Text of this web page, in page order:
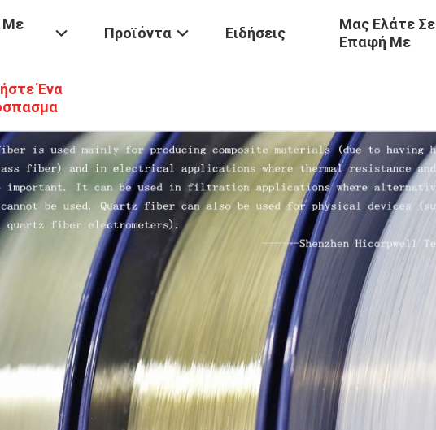
Με
Προϊόντα Ειδήσεις
Μας Ελάτε Σε
Επαφή Με
Ένα